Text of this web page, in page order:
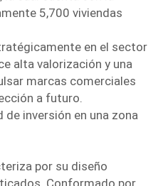
5,700 viviendas
en el sector
alta valorización y una
marcas comerciales
a futuro.
de inversión en una zona
por su diseño
Conformado por